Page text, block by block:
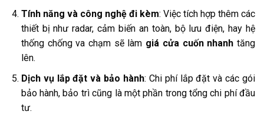
Tính năng và công nghệ đi kèm: Việc tích hợp thêm các
thiết bị như radar, cảm biến an toàn, bộ lưu điện, hay hệ
thống chống va chạm sẽ làm giá cửa cuốn nhanh tăng
lên.
Dịch vụ lắp đặt và bảo hành: Chi phí lắp đặt và các gói
bảo hành, bảo trì cũng là một phần trong tổng chi phí đầu
tư.